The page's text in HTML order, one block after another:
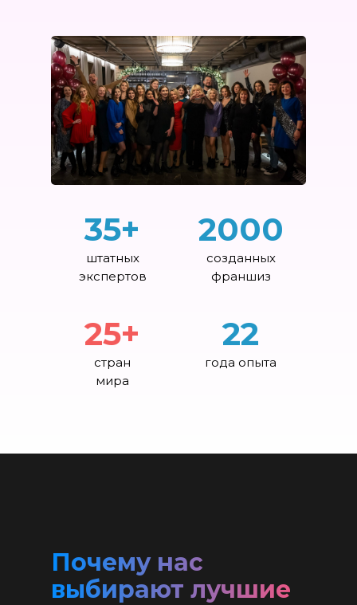
35+
штатных
экспертов
2000
созданных
франшиз
25+
стран
мира
года опыта
22
Почему нас
выбирают лучшие